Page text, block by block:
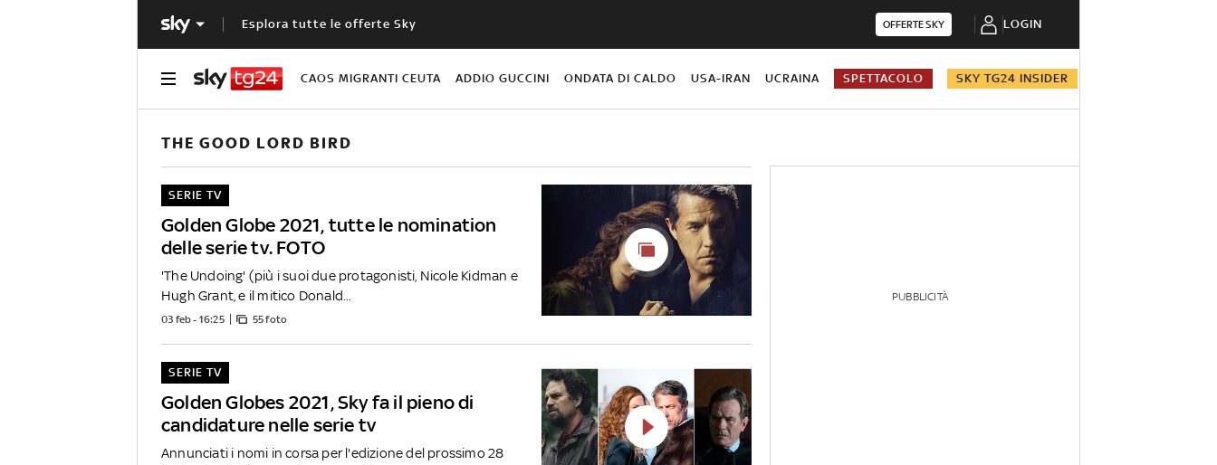
Esplora tutte le offerte Sky OFFERTE SKY LOGIN
CAOS MIGRANTI CEUTA ADDIO GUCCINI ONDATA DI CALDO USA-IRAN UCRAINA SPETTACOLO SKY TG24 INSIDER
THE GOOD LORD BIRD
Golden Globe 2021, tutte le nomination
delle serie tv. FOTO
SERIE TV
'The Undoing' (più i suoi due protagonisti, Nicole Kidman e
Hugh Grant, e il mitico Donald...
03 feb - 16:25 55 foto
Golden Globes 2021, Sky fa il pieno di
candidature nelle serie tv
SERIE TV
Annunciati i nomi in corsa per l'edizione del prossimo 28
PUBBLICITÀ